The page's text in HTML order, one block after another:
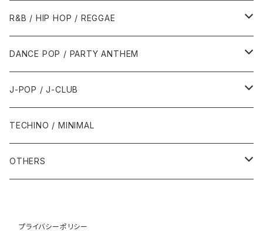
1991年
1996年
2000年
2001年
2010年代
2010年
2011年
1995年
2000年
2001年
1986年・以前
1987年
1990年代
1990年
1991年
2000年代
1990年代
1990年
1991年
2000年代
2000年
2001年
R&B / HIP HOP / REGGAE
1980年代
1985年・以前
1986年
1990年代
1990年
1991年
1993年
2000年代
2000年
2002年
DANCE POP / PARTY ANTHEM
1980年代
1988年・以前
1989年
1990年代
1990年
1992年
2000年代
2001年
J-POP / J-CLUB
1980年代
1990年代
1991年
TECHINO / MINIMAL
OTHERS
プライバシーポリシー